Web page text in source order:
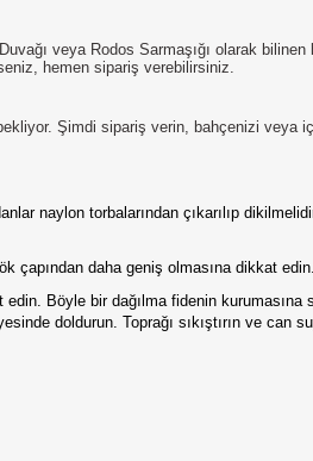
veya Rodos Sarmaşığı olarak
hemen sipariş verebilirsiniz.
Şimdi sipariş verin, bahçenizi veya
naylon torbalarından çıkarılıp
çapından daha geniş olmasına dikkat edin.
edin. Böyle bir dağılma fidenin kurumasına
doldurun. Toprağı sıkıştırın ve can